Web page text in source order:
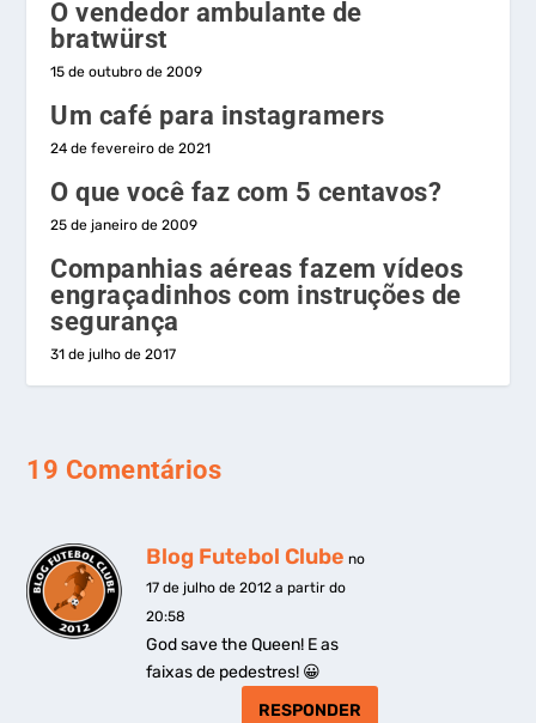
O vendedor ambulante de
bratwürst
15 de outubro de 2009
Um café para instagramers
24 de fevereiro de 2021
O que você faz com 5 centavos?
25 de janeiro de 2009
Companhias aéreas fazem vídeos
engraçadinhos com instruções de
segurança
31 de julho de 2017
19 Comentários
Blog Futebol Clube no
17 de julho de 2012 a partir do
20:58
God save the Queen! E as
faixas de pedestres! 😀
RESPONDER